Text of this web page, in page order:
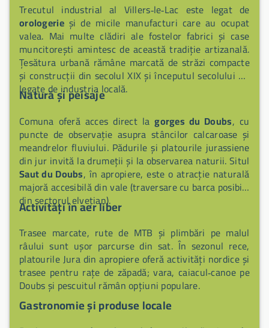
Trecutul industrial al Villers‑le‑Lac este legat de
orologerieși de micile manufacturi care au ocupat
valea. Mai multe clădiri ale fostelor fabrici și case
muncitorești amintesc de această tradiție artizanală.
Țesătura urbană rămâne marcată de străzi compacte
și construcții din secolul XIX și începutul secolului XX
legate de industria locală.
Natură și peisaje
Comuna oferă acces direct lagorges du Doubs, cu
puncte de observație asupra stâncilor calcaroase și
meandrelor fluviului. Pădurile și platourile jurassiene
din jur invită la drumeții și la observarea naturii. Situl
Saut du Doubs, în apropiere, este o atracție naturală
majoră accesibilă din vale (traversare cu barca posibilă
din sectorul elvețian).
Activități în aer liber
Trasee marcate, rute de MTB și plimbări pe malul
râului sunt ușor parcurse din sat. În sezonul rece,
platourile Jura din apropiere oferă activități nordice și
trasee pentru rațe de zăpadă; vara, caiacul‑canoe pe
Doubs și pescuitul rămân opțiuni populare.
Gastronomie și produse locale